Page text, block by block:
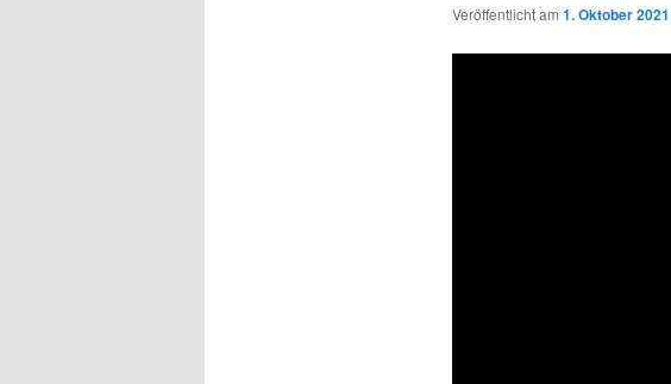
Veröffentlicht am 1. Oktober 2021